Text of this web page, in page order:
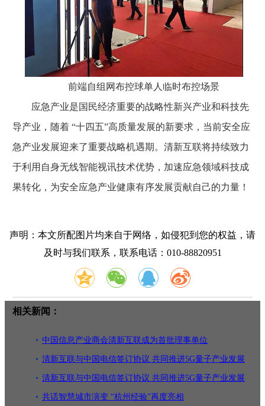
前端自组网布控球单人临时布控场景
应急产业是国民经济重要的战略性新兴产业和科技先
导产业，随着 “十四五”高质量发展的新要求，当前安全应
急产业发展迎来了重要战略机遇期。清新互联将持续致力
于利用自身无线智能视讯技术优势，加速应急领域科技成
果转化，为安全应急产业健康有序发展贡献自己的力量！
声明：本文所配图片均来自于网络，如侵犯到您的权益，请
及时与我们联系，联系电话：010-88820951
相关新闻：
中国信息产业商会清新互联成为首批理事单位
清新互联与中国电信签订协议 共同推进5G量子产业发展
清新互联与中国电信签订协议 共同推进5G量子产业发展
共话智慧城市演变 “杭州经验”再度亮相